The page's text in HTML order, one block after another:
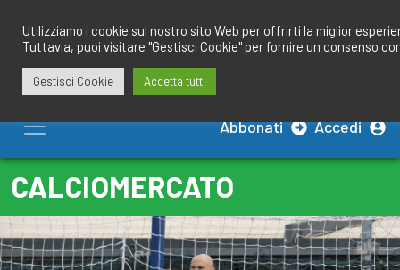
contenuto
Abbonati Accedi
CALCIOMERCATO
Utilizziamo i cookie sul nostro sito Web per offrirti la miglior
Tuttavia, puoi visitare "Gestisci Cookie" per fornire un consenso
Gestisci Cookie Accetta tutti